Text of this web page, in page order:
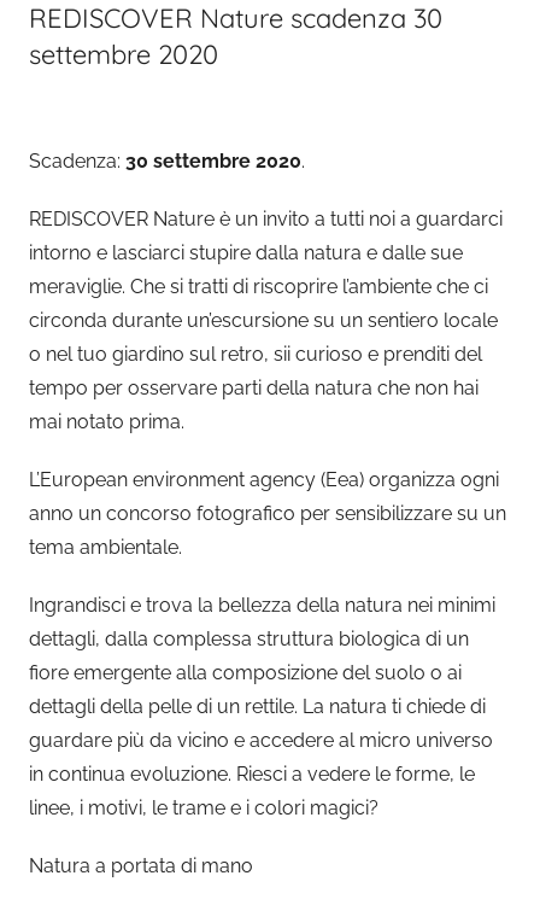
REDISCOVER Nature scadenza 30
settembre 2020
Scadenza: 30 settembre 2020.
REDISCOVER Nature è un invito a tutti noi a guardarci
intorno e lasciarci stupire dalla natura e dalle sue
meraviglie. Che si tratti di riscoprire l’ambiente che ci
circonda durante un’escursione su un sentiero locale
o nel tuo giardino sul retro, sii curioso e prenditi del
tempo per osservare parti della natura che non hai
mai notato prima.
L’European environment agency (Eea) organizza ogni
anno un concorso fotografico per sensibilizzare su un
tema ambientale.
Ingrandisci e trova la bellezza della natura nei minimi
dettagli, dalla complessa struttura biologica di un
fiore emergente alla composizione del suolo o ai
dettagli della pelle di un rettile. La natura ti chiede di
guardare più da vicino e accedere al micro universo
in continua evoluzione. Riesci a vedere le forme, le
linee, i motivi, le trame e i colori magici?
Natura a portata di mano